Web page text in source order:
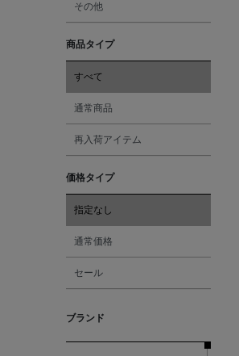
その他
商品タイプ
すべて
通常商品
再入荷アイテム
価格タイプ
指定なし
通常価格
セール
ブランド